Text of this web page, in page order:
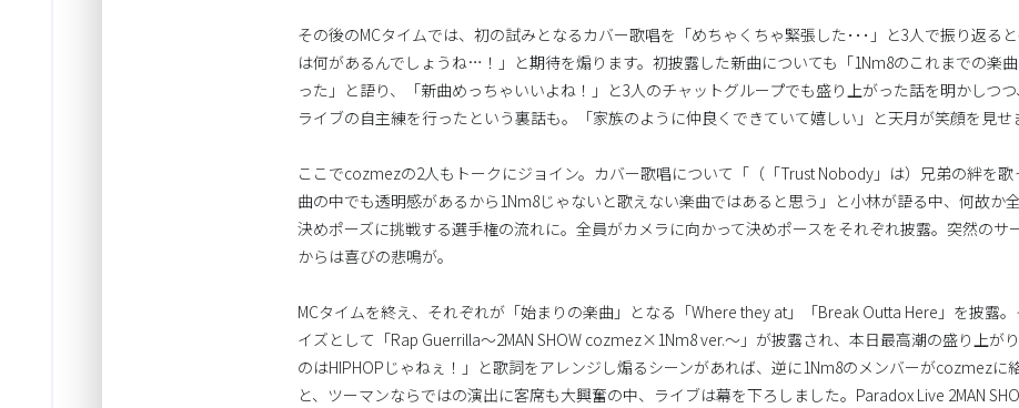
その後のMCタイムでは、初の試みとなるカバー歌唱を「めちゃくちゃ緊張した･･･」と3人で振り返る
は何があるんでしょうね…！」と期待を煽ります。初披露した新曲についても「1Nm8のこれまでの楽
った」と語り、「新曲めっちゃいいよね！」と3人のチャットグループでも盛り上がった話を明かしつ
ライブの自主練を行ったという裏話も。「家族のように仲良くできていて嬉しい」と天月が笑顔を見
ここでcozmezの2人もトークにジョイン。カバー歌唱について「（「Trust Nobody」は）兄弟の絆を
曲の中でも透明感があるから1Nm8じゃないと歌えない楽曲ではあると思う」と小林が語る中、何故か
決めポーズに挑戦する選手権の流れに。全員がカメラに向かって決めポースをそれぞれ披露。突然のサ
からは喜びの悲鳴が。
MCタイムを終え、それぞれが「始まりの楽曲」となる「Where they at」「Break Outta Here」を披露
イズとして「Rap Guerrilla～2MAN SHOW cozmez×1Nm8 ver.～」が披露され、本日最高潮の盛り上が
のはHIPHOPじゃねぇ！」と歌詞をアレンジし煽るシーンがあれば、逆に1Nm8のメンバーがcozmezに
と、ツーマンならではの演出に客席も大興奮の中、ライブは幕を下ろしました。Paradox Live 2MAN